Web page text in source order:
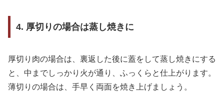
4. 厚切りの場合は蒸し焼きに
厚切り肉の場合は、裏返した後に蓋をして蒸し焼きにする
と、中までしっかり火が通り、ふっくらと仕上がります。
薄切りの場合は、手早く両面を焼き上げましょう。